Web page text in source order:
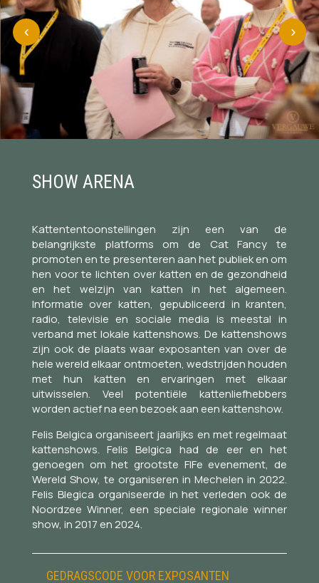
SHOW ARENA
Kattententoonstellingen zijn een van de
belangrijkste platforms om de Cat Fancy te
promoten en te presenteren aan het publiek en om
hen voor te lichten over katten en de gezondheid
en het welzijn van katten in het algemeen.
Informatie over katten, gepubliceerd in kranten,
radio, televisie en sociale media is meestal in
verband met lokale kattenshows. De kattenshows
zijn ook de plaats waar exposanten van over de
hele wereld elkaar ontmoeten, wedstrijden houden
met hun katten en ervaringen met elkaar
uitwisselen. Veel potentiële kattenliefhebbers
worden actief na een bezoek aan een kattenshow.
Felis Belgica organiseert jaarlijks en met regelmaat
kattenshows. Felis Belgica had de eer en het
genoegen om het grootste FIFe evenement, de
Wereld Show, te organiseren in Mechelen in 2022.
Felis Blegica organiseerde in het verleden ook de
Noordzee Winner, een speciale regionale winner
show, in 2017 en 2024.
GEDRAGSCODE VOOR EXPOSANTEN